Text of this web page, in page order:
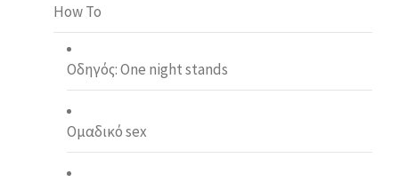
How To
Οδηγός: One night stands
Ομαδικό sex